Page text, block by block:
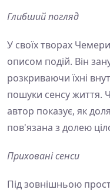
Глибший погляд
У своїх творах
описом подій. Він
розкриваючи їхні
пошуки сенсу життя.
автор показує, як
пов'язана з долею
Приховані сенси
Під зовнішньою